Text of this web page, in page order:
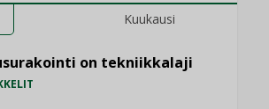
Kuukausi
on tekniikkalaji